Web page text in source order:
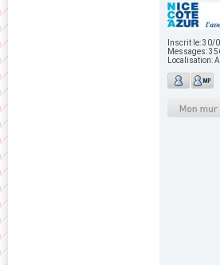
Inscrit le:30/
Messages:
Localisation: